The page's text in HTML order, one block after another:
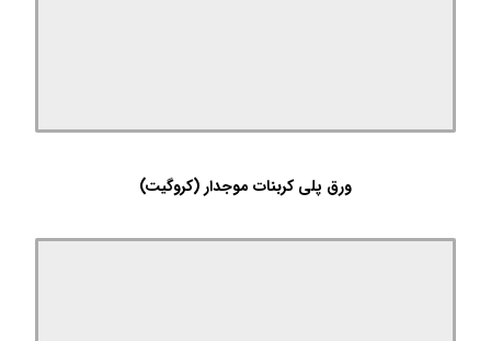
ورق پلی کربنات موجدار (کروگیت)